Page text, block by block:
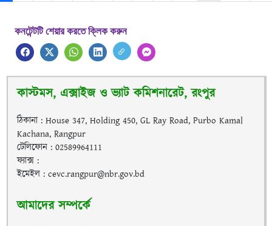
কনটেন্টটি শেয়ার করতে ক্লিক করুন
কাস্টমস, এক্সাইজ ও ভ্যাট কমিশনারেট, রংপুর
ঠিকানা : House 347, Holding 450, GL Ray Road, Purbo Kamal
Kachana, Rangpur
টেলিফোন : 02589964111
ফ্যাক্স :
ইমেইল : cevc.rangpur@nbr.gov.bd
আমাদের সম্পর্কে